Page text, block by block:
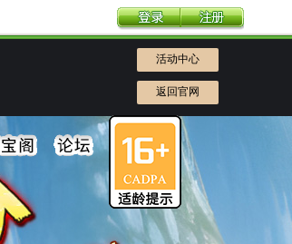
活动中心
返回官网